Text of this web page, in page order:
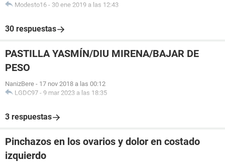
Modesto16 - 30 ene 2019 a las 12:43
30 respuestas
PASTILLA YASMÍN/DIU MIRENA/BAJAR DE
PESO
NanizBere - 17 nov 2018 a las 00:12
LGDC97 - 9 mar 2023 a las 18:35
3 respuestas
Pinchazos en los ovarios y dolor en costado
izquierdo